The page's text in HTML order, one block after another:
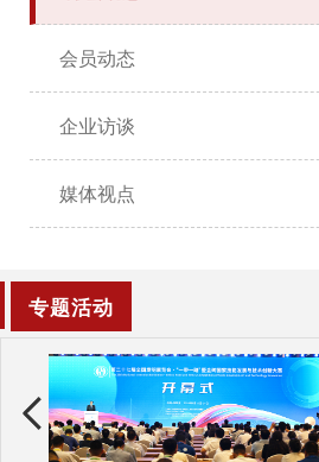
会员动态
企业访谈
媒体视点
专题活动